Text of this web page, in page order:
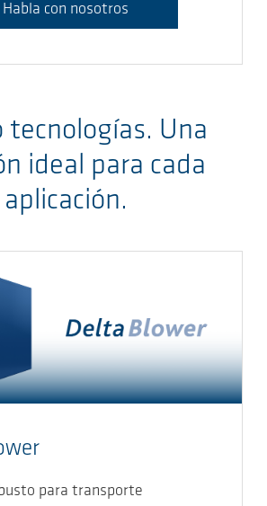
Habla con nosotros
tecnologías. Una
ideal para cada
aplicación.
para transporte